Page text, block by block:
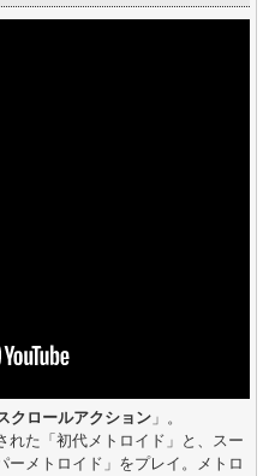
クロールアクション 」。
れた「初代メトロイド」と、スー
ーメトロイド」をプレイ。メトロ